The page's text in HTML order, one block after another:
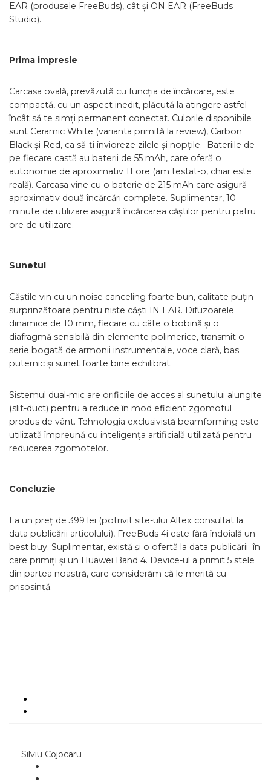
EAR (produsele FreeBuds), cât și ON EAR (FreeBuds
Studio).
Prima impresie
Carcasa ovală, prevăzută cu funcția de încărcare, este
compactă, cu un aspect inedit, plăcută la atingere astfel
încât să te simți permanent conectat. Culorile disponibile
sunt Ceramic White (varianta primită la review), Carbon
Black și Red, ca să-ți învioreze zilele și nopțile. Bateriile de
pe fiecare castă au baterii de 55 mAh, care oferă o
autonomie de aproximativ 11 ore (am testat-o, chiar este
reală). Carcasa vine cu o baterie de 215 mAh care asigură
aproximativ două încărcări complete. Suplimentar, 10
minute de utilizare asigură încărcarea căștilor pentru patru
ore de utilizare.
Sunetul
Căștile vin cu un noise canceling foarte bun, calitate puțin
surprinzătoare pentru niște căști IN EAR. Difuzoarele
dinamice de 10 mm, fiecare cu câte o bobină și o
diafragmă sensibilă din elemente polimerice, transmit o
serie bogată de armonii instrumentale, voce clară, bas
puternic și sunet foarte bine echilibrat.
Sistemul dual-mic are orificiile de acces al sunetului alungite
(slit-duct) pentru a reduce în mod eficient zgomotul
produs de vânt. Tehnologia exclusivistă beamforming este
utilizată împreună cu inteligența artificială utilizată pentru
reducerea zgomotelor.
Concluzie
La un preț de 399 lei (potrivit site-ului Altex consultat la
data publicării articolului), FreeBuds 4i este fără îndoială un
best buy. Suplimentar, există și o ofertă la data publicării în
care primiți și un Huawei Band 4. Device-ul a primit 5 stele
din partea noastră, care considerăm că le merită cu
prisosință.
Silviu Cojocaru